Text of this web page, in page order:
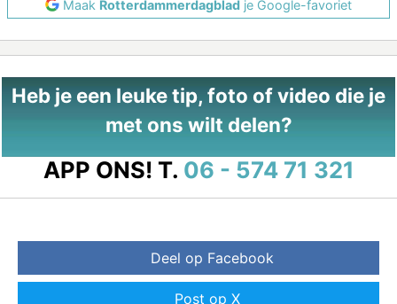
Maak Rotterdammerdagblad je Google-favoriet
Heb je een leuke tip, foto of video die je
met ons wilt delen?
APP ONS! T. 06 - 574 71 321
Deel op Facebook
Post op X